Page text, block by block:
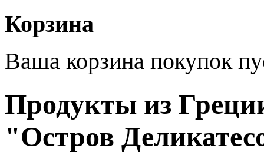
Корзина
Ваша корзина покупок
Продукты из
"Остров